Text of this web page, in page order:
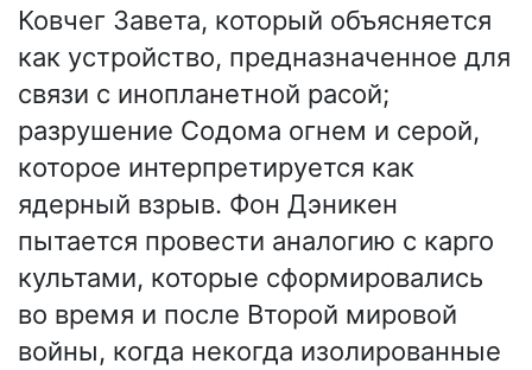
Ковчег Завета, который объясняется
как устройство, предназначенное для
связи с инопланетной расой;
разрушение Содома огнем и серой,
которое интерпретируется как
ядерный взрыв. Фон Дэникен
пытается провести аналогию с карго
культами, которые сформировались
во время и после Второй мировой
войны, когда некогда изолированные